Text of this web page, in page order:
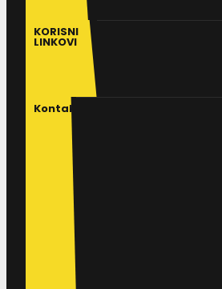
KORISNI
LINKOVI
Kontakt